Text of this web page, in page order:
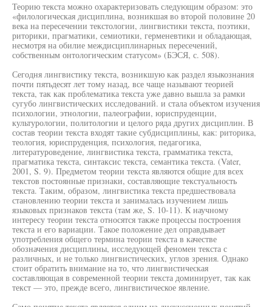
Теорию текста можно охарактеризовать следующим образом: это
«филологическая дисциплина, возникшая во второй половине 20
века на пересечении текстологии, лингвистики текста, поэтики,
риторики, прагматики, семиотики, герменевтики и обладающая,
несмотря на обилие междисциплинарных пересечений,
собственным онтологическим статусом» (БЭСЯ, с. 508).
Сегодня лингвистику текста, возникшую как раздел языкознания
почти пятьдесят лет тому назад, все чаще называют теорией
текста, так как проблематика текста уже давно вышла за рамки
сугубо лингвистических исследований. и стала объектом изучения
психологии, этнологии, палеографии, юриспруденции,
культурологии, политологии и целого ряда других дисциплин. В
состав теории текста входят такие субдисциплины, как: риторика,
теология, юриспруденция, психология, педагогика,
литературоведение, лингвистика текста, грамматика текста,
прагматика текста, синтаксис текста, семантика текста. (Vater,
2001, S. 9). Предметом теории текста являются общие для всех
текстов постоянные признаки, составляющие текстуальность
текста. Таким, образом, лингвистика текста предшествовала
становлению теории текста и занималась изучением лишь
языковых признаков текста (там же, S. 10-11). К научному
интересу теории текста относятся также процессы построения
текста и его вариации. Такое положение дел оправдывает
употребления общего термина теории текста в качестве
обозначения дисциплины, исследующей феномен текста с
различных, и не только лингвистических, углов зрения. Однако
стоит обратить внимание на то, что лингвистическая
составляющая в современной теории текста доминирует, так как
текст — это, прежде всего, лингвистическое явление.